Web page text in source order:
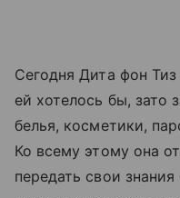
Сегодня Дита фон Тиз
ей хотелось бы, зато
белья, косметики,
Ко всему этому она
передать свои